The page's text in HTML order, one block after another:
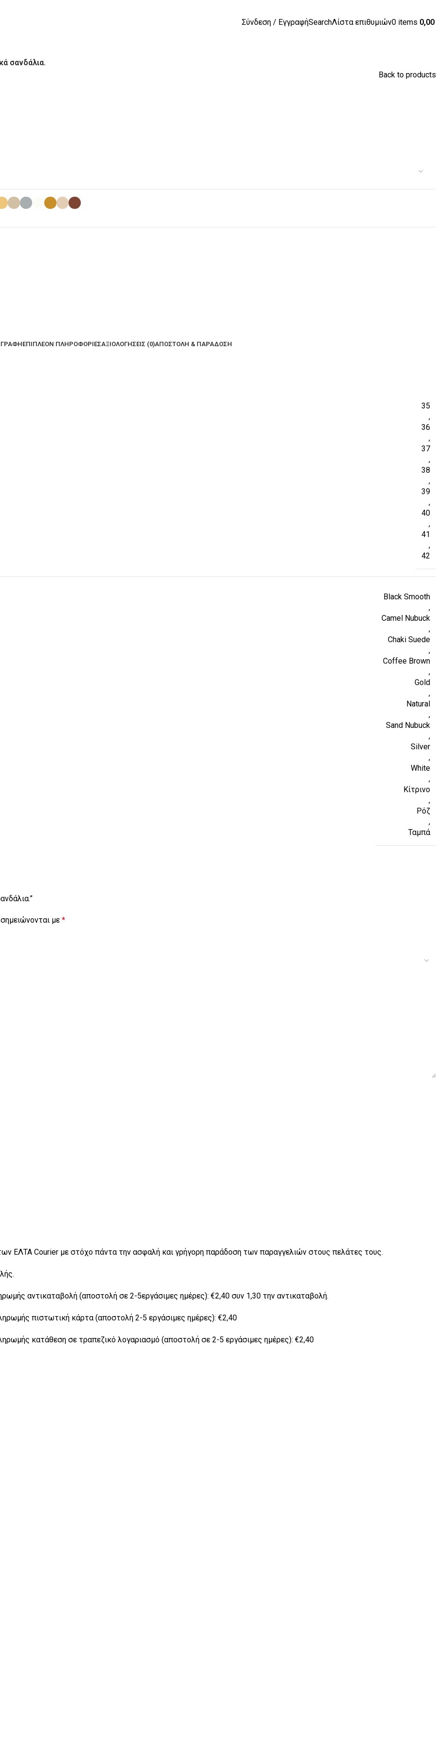
Σύνδεση / ΕγγραφήSearchΛίστα επιθυμιών0 items 0,00
σανδάλια.
Back to products
ΕΠΙΠΛΈΟΝ ΠΛΗΡΟΦΟΡΊΕΣΑΞΙΟΛΟΓΉΣΕΙΣ (0)ΑΠΟΣΤΟΛΉ & ΠΑΡΆΔΟΣΗ
35
,
36
,
37
,
38
,
39
,
40
,
41
,
42
Black Smooth
,
Camel Nubuck
,
Chaki Suede
,
Coffee Brown
,
Gold
,
Natural
,
Sand Nubuck
,
Silver
,
White
,
Κίτρινο
,
Ρόζ
,
Ταμπά
με *
ΕΛΤΑ Courier με στόχο πάντα την ασφαλή και γρήγορη παράδοση των παραγγελιών στους πελάτες τους.
αντικαταβολή (αποστολή σε 2-5εργάσιμες ημέρες): €2,40 συν 1,30 την αντικαταβολή.
πιστωτική κάρτα (αποστολή 2-5 εργάσιμες ημέρες): €2,40
κατάθεση σε τραπεζικό λογαριασμό (αποστολή σε 2-5 εργάσιμες ημέρες): €2,40